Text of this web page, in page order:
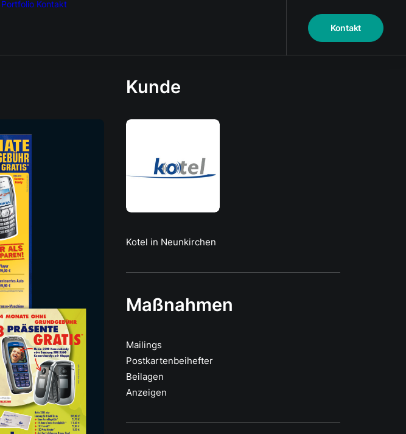
Portfolio Kontakt
Kontakt
Kunde
Kotel in Neunkirchen
Maßnahmen
Mailings
Postkartenbeihefter
Beilagen
Anzeigen